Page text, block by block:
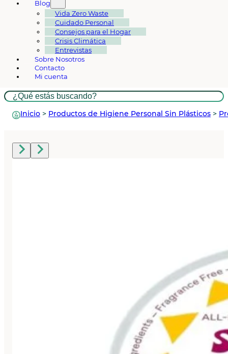
Blog
Vida Zero Waste
Cuidado Personal
Consejos para el Hogar
Crisis Climática
Entrevistas
Sobre Nosotros
Contacto
Mi cuenta
Buscar
Inicio > Productos de Higiene Personal Sin Plásticos >